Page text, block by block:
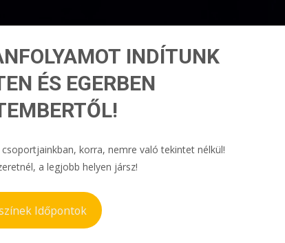
INDÍTUNK
ÉS EGERBEN
korra, nemre való tekintet nélkül!
a legjobb helyen jársz!
Időpontok